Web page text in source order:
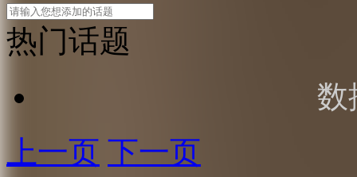
热门话题
数
上一页 下一页